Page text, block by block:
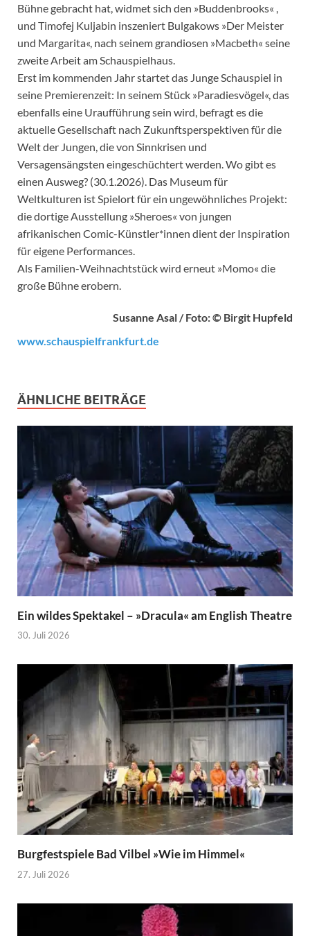
Bühne gebracht hat, widmet sich den »Buddenbrooks« ,
und Timofej Kuljabin inszeniert Bulgakows »Der Meister
und Margarita«, nach seinem grandiosen »Macbeth« seine
zweite Arbeit am Schauspielhaus.
Erst im kommenden Jahr startet das Junge Schauspiel in
seine Premierenzeit: In seinem Stück »Paradiesvögel«, das
ebenfalls eine Uraufführung sein wird, befragt es die
aktuelle Gesellschaft nach Zukunftsperspektiven für die
Welt der Jungen, die von Sinnkrisen und
Versagensängsten eingeschüchtert werden. Wo gibt es
einen Ausweg? (30.1.2026). Das Museum für
Weltkulturen ist Spielort für ein ungewöhnliches Projekt:
die dortige Ausstellung »Sheroes« von jungen
afrikanischen Comic-Künstler*innen dient der Inspiration
für eigene Performances.
Als Familien-Weihnachtstück wird erneut »Momo« die
große Bühne erobern.
Susanne Asal / Foto: © Birgit Hupfeld
www.schauspielfrankfurt.de
ÄHNLICHE BEITRÄGE
Ein wildes Spektakel – »Dracula« am English Theatre
30. Juli 2026
Burgfestspiele Bad Vilbel »Wie im Himmel«
27. Juli 2026